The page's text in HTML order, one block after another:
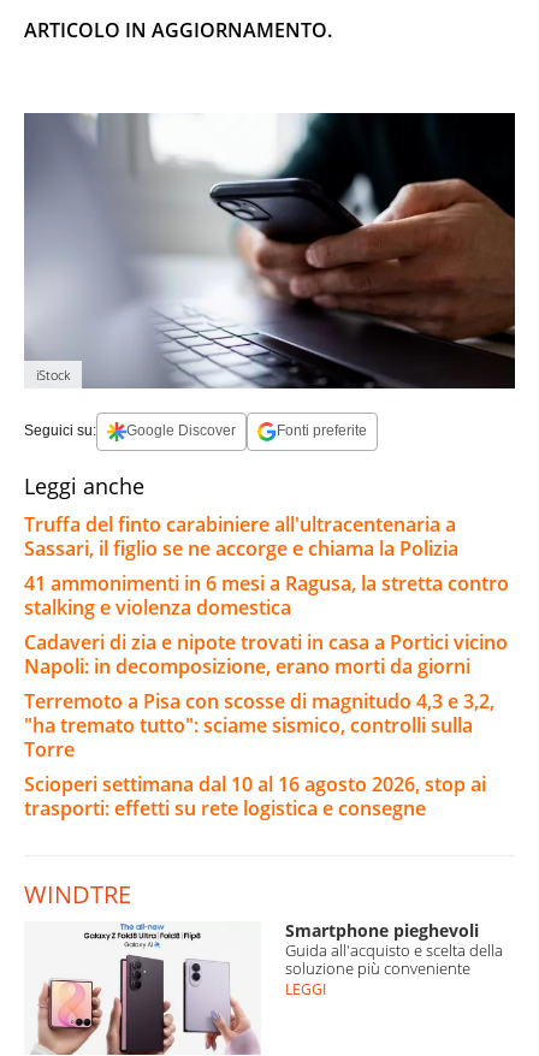
ARTICOLO IN AGGIORNAMENTO.
iStock
Seguici su: Google Discover Fonti preferite
Leggi anche
Truffa del finto carabiniere all'ultracentenaria a
Sassari, il figlio se ne accorge e chiama la Polizia
41 ammonimenti in 6 mesi a Ragusa, la stretta contro
stalking e violenza domestica
Cadaveri di zia e nipote trovati in casa a Portici vicino
Napoli: in decomposizione, erano morti da giorni
Terremoto a Pisa con scosse di magnitudo 4,3 e 3,2,
"ha tremato tutto": sciame sismico, controlli sulla
Torre
Scioperi settimana dal 10 al 16 agosto 2026, stop ai
trasporti: effetti su rete logistica e consegne
WINDTRE
Smartphone pieghevoli
Guida all'acquisto e scelta della
soluzione più conveniente
LEGGI